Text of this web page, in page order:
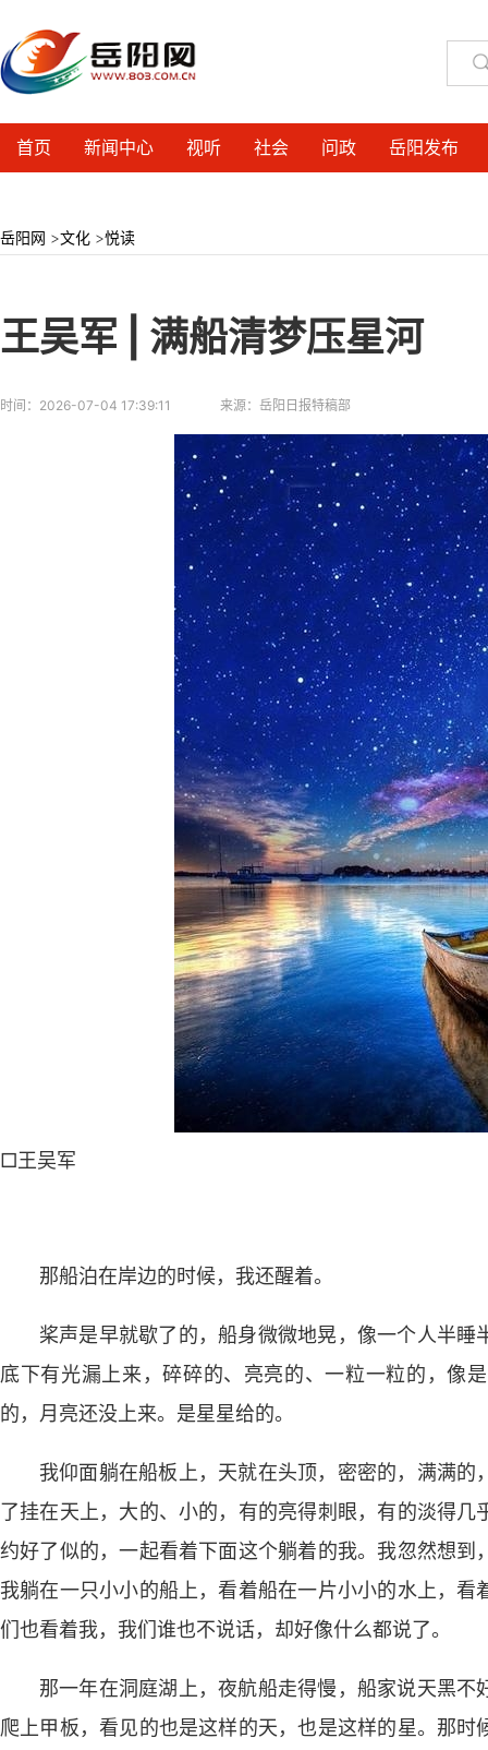
首页 新闻中心 视听 社会 问政 岳阳发布
岳阳网 >文化 >悦读
王吴军 | 满船清梦压星河
时间： 2026-07-04 17:39:11 来源： 岳阳日报特稿部
□王吴军
那船泊在岸边的时候，我还醒着。
桨声是早就歇了的，船身微微地晃，像一个人半
底下有光漏上来，碎碎的、亮亮的、一粒一粒的，像
的，月亮还没上来。是星星给的。
我仰面躺在船板上，天就在头顶，密密的，满满
了挂在天上，大的、小的，有的亮得刺眼，有的淡得
约好了似的，一起看着下面这个躺着的我。我忽然想
我躺在一只小小的船上，看着船在一片小小的水上，
们也看着我，我们谁也不说话，却好像什么都说了。
那一年在洞庭湖上，夜航船走得慢，船家说天黑
爬上甲板，看见的也是这样的天，也是这样的星。那